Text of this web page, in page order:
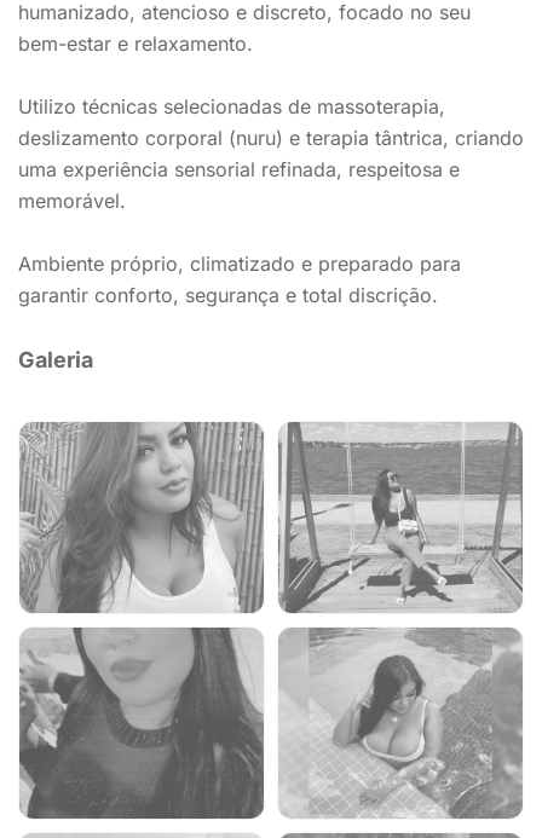
humanizado, atencioso e discreto, focado no seu
bem-estar e relaxamento.
Utilizo técnicas selecionadas de massoterapia,
deslizamento corporal (nuru) e terapia tântrica, criando
uma experiência sensorial refinada, respeitosa e
memorável.
Ambiente próprio, climatizado e preparado para
garantir conforto, segurança e total discrição.
Galeria